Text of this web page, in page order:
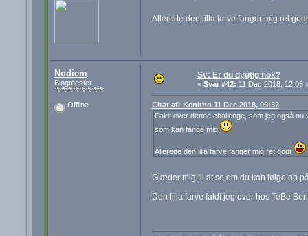
Allerede den lilla farve fanger mig ret
Nodiem
Blogmester
Offline
Sv: Er du dygtig nok?
« Svar #42: 11 Dec 2018, 12:03
Citat af: Kenitho 11 Dec 2018, 09:32
Faldt over denne challenge, som jeg også
som kan fange mig
Allerede den lilla farve fanger mig ret godt
Glæder mig til at se om du kan følge op
Den lilla farve faldt jeg over hos TeBe